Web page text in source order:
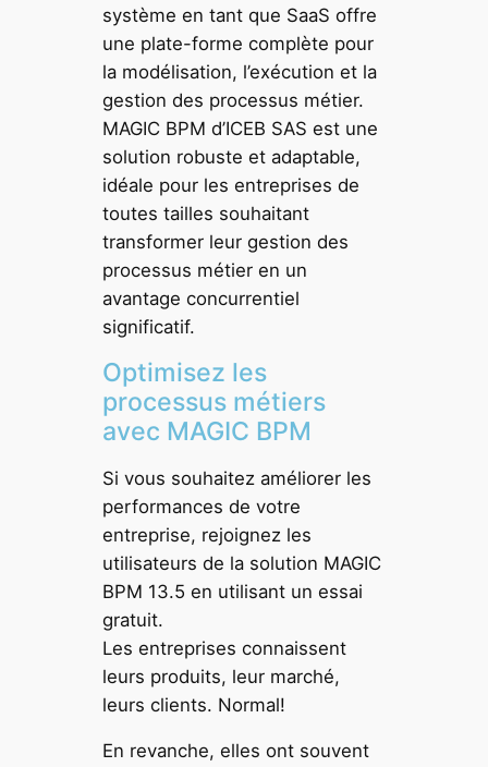
système en tant que SaaS offre
une plate-forme complète pour
la modélisation, l’exécution et la
gestion des processus métier.
MAGIC BPM d’ICEB SAS est une
solution robuste et adaptable,
idéale pour les entreprises de
toutes tailles souhaitant
transformer leur gestion des
processus métier en un
avantage concurrentiel
significatif.
Optimisez les
processus métiers
avec MAGIC BPM
Si vous souhaitez améliorer les
performances de votre
entreprise, rejoignez les
utilisateurs de la solution MAGIC
BPM 13.5 en utilisant un essai
gratuit.
Les entreprises connaissent
leurs produits, leur marché,
leurs clients. Normal!
En revanche, elles ont souvent